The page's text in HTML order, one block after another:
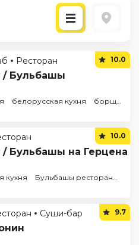
Ресторан
/ Бульбашы
10.0
белорусская кухня борщ
/ Бульбашы на Герцена
10.0
кухня Бульбашы ресторан
Суши-бар 9.7